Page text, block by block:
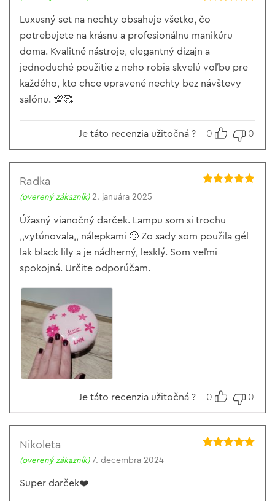
z 5
Luxusný set na nechty obsahuje všetko, čo
potrebujete na krásnu a profesionálnu manikúru
doma. Kvalitné nástroje, elegantný dizajn a
jednoduché použitie z neho robia skvelú voľbu pre
každého, kto chce upravené nechty bez návštevy
salónu. 💯🥰
Je táto recenzia užitočná ? 0 0
Radka
(overený zákazník) 2. januára 2025
Úžasný vianočný darček. Lampu som si trochu
,,vytúnovala,, nálepkami 🙂 Zo sady som použila gél
lak black lily a je nádherný, lesklý. Som veľmi
spokojná. Určite odporúčam.
Je táto recenzia užitočná ? 0 0
Nikoleta
(overený zákazník) 7. decembra 2024
Super darček❤️